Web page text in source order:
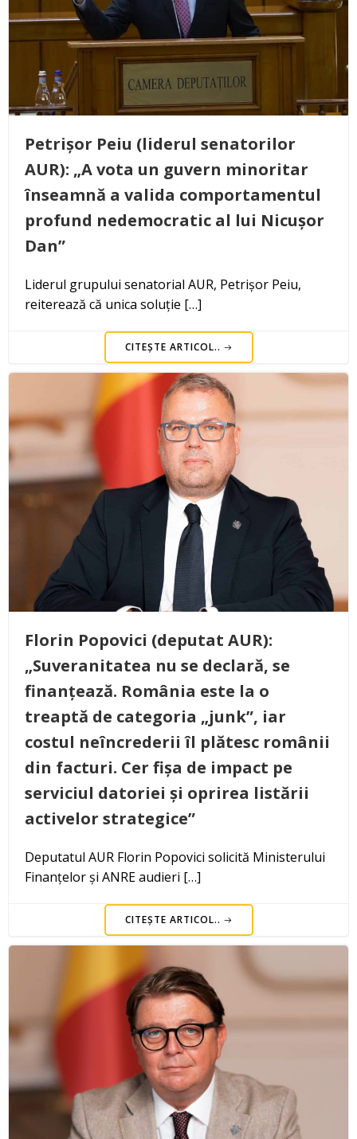
Petrișor Peiu (liderul senatorilor
AUR): „A vota un guvern minoritar
înseamnă a valida comportamentul
profund nedemocratic al lui Nicușor
Dan”
Liderul grupului senatorial AUR, Petrișor Peiu,
reiterează că unica soluție […]
CITEȘTE ARTICOL..
Florin Popovici (deputat AUR):
„Suveranitatea nu se declară, se
finanțează. România este la o
treaptă de categoria „junk”, iar
costul neîncrederii îl plătesc românii
din facturi. Cer fișa de impact pe
serviciul datoriei și oprirea listării
activelor strategice”
Deputatul AUR Florin Popovici solicită Ministerului
Finanțelor și ANRE audieri […]
CITEȘTE ARTICOL..